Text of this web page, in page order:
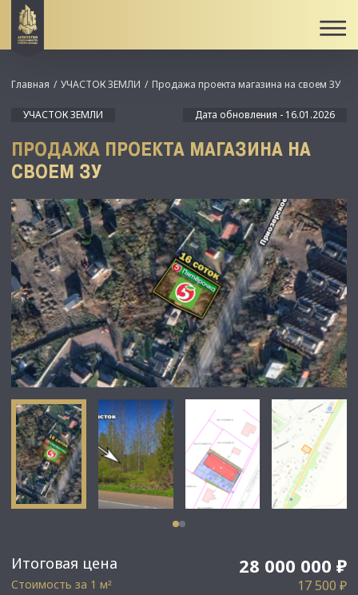
Итоговая цена 28 000 000 ₽
Стоимость за 1 м² 17 500 ₽
Главная УЧАСТОК ЗЕМЛИ Продажа проекта магазина на своем ЗУ
УЧАСТОК ЗЕМЛИ Дата обновления - 16.01.2026
ПРОДАЖА ПРОЕКТА МАГАЗИНА НА
СВОЕМ ЗУ